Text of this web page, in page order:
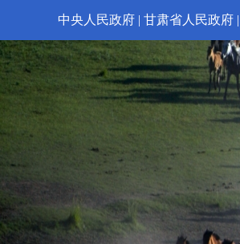
中央人民政府 | 甘肃省人民政府 |